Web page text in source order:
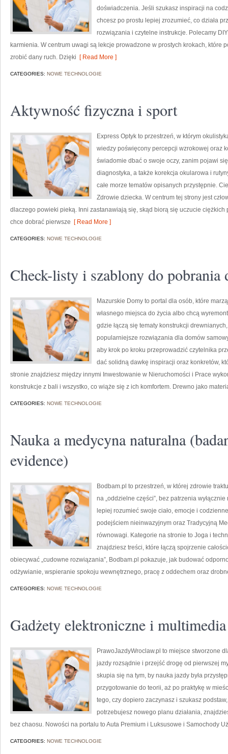
doświadczenia. Jeśli szukasz inspiracji na
chcesz po prostu lepiej zrozumieć, co działa
rozwiązania i czytelne instrukcje. Polecamy
karmienia. W centrum uwagi są lekcje prowadzone w prostych krokach, które
zrobić dany ruch. Dzięki [ Read More ]
CATEGORIES: NOWE TECHNOLOGIE
Aktywność fizyczna i sport
Express Optyk to przestrzeń, w którym
wiedzy poświęcony percepcji wzrokowej oraz
świadomie dbać o swoje oczy, zanim pojawi
diagnostyka, a także korekcja okularowa i
całe morze tematów opisanych przystępnie.
Zdrowie dziecka. W centrum tej strony jest
dlaczego powieki pieką. Inni zastanawiają się, skąd biorą się uczucie ciężkich
chce dobrać pierwsze [ Read More ]
CATEGORIES: NOWE TECHNOLOGIE
Check-listy i szablony do pobrania
Mazurskie Domy to portal dla osób, które
własnego miejsca do życia albo chcą
gdzie łączą się tematy konstrukcji
popularniejsze rozwiązania dla domów
aby krok po kroku przeprowadzić czytelnika
dać solidną dawkę inspiracji oraz konkretów,
stronie znajdziesz między innymi Inwestowanie w Nieruchomości i Prace
konstrukcje z bali i wszystko, co wiąże się z ich komfortem. Drewno jako
CATEGORIES: NOWE TECHNOLOGIE
Nauka a medycyna naturalna
evidence)
Bodbam.pl to przestrzeń, w której zdrowie
na „oddzielne części”, bez patrzenia
lepiej rozumieć swoje ciało, emocje i
podejściem nieinwazyjnym oraz Tradycyjną
równowagi. Kategorie na stronie to Joga i
znajdziesz treści, które łączą spojrzenie
obiecywać „cudowne rozwiązania”, Bodbam.pl pokazuje, jak budować
odżywianie, wspieranie spokoju wewnętrznego, pracę z oddechem oraz
CATEGORIES: NOWE TECHNOLOGIE
Gadżety elektroniczne i
PrawoJazdyWroclaw.pl to miejsce stworzone
jazdy rozsądnie i przejść drogę od pierwszej
skupia się na tym, by nauka jazdy była
przygotowanie do teorii, aż po praktykę w
tego, czy dopiero zaczynasz i szukasz
potrzebujesz nowego planu działania,
bez chaosu. Nowości na portalu to Auta Premium i Luksusowe i Samochody
CATEGORIES: NOWE TECHNOLOGIE